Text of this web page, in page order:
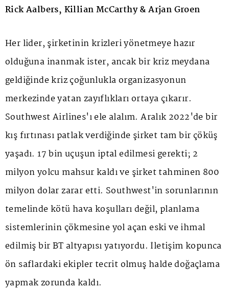
Rick Aalbers, Killian McCarthy & Arjan Groen
Her lider, şirketinin krizleri yönetmeye hazır
olduğuna inanmak ister, ancak bir kriz meydana
geldiğinde kriz çoğunlukla organizasyonun
merkezinde yatan zayıflıkları ortaya çıkarır.
Southwest Airlines'ı ele alalım. Aralık 2022'de bir
kış fırtınası patlak verdiğinde şirket tam bir çöküş
yaşadı. 17 bin uçuşun iptal edilmesi gerekti; 2
milyon yolcu mahsur kaldı ve şirket tahminen 800
milyon dolar zarar etti. Southwest'in sorunlarının
temelinde kötü hava koşulları değil, planlama
sistemlerinin çökmesine yol açan eski ve ihmal
edilmiş bir BT altyapısı yatıyordu. İletişim kopunca
ön saflardaki ekipler tecrit olmuş halde doğaçlama
yapmak zorunda kaldı.